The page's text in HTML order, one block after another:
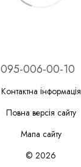
095-006-00-10
Контактна інформація
Повна версія сайту
Мапа сайту
© 2026